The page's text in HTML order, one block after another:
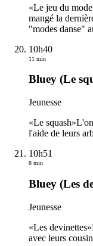
«Le jeu du
mangé la
"modes danse"
10h40
11 min
Bluey (Le
Jeunesse
«Le
l'aide de leurs
10h51
8 min
Bluey (Les
Jeunesse
«Les
avec leurs